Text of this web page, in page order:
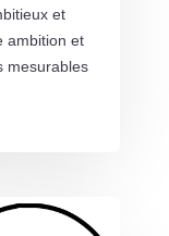
et
ambition et
mesurables